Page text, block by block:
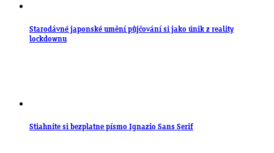
Starodávné japonské umění půjčování si jako únik z reality
lockdownu
Stiahnite si bezplatne písmo Ignazio Sans Serif